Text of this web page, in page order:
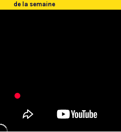
de la semaine